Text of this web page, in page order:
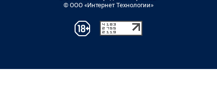
© ООО «Интернет Технологии»